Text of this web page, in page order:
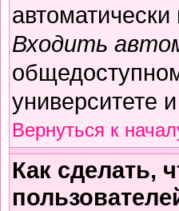
Входить
университете
Вернуться к
Как сделать,